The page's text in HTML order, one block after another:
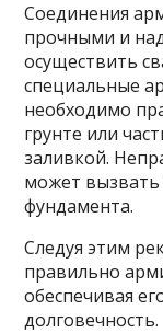
Соединения
прочными и
осуществить
специальные
необходимо
грунте или
заливкой.
может
фундамента.
Следуя этим
правильно
обеспечивая
долговечность.